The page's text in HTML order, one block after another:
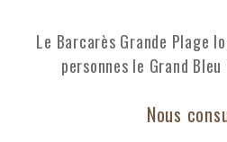
Le Barcarès Grande Plage
personnes le Grand
Nous